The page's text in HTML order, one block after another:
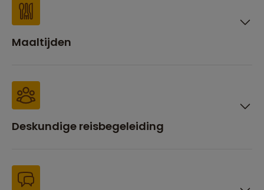
Maaltijden
Deskundige reisbegeleiding